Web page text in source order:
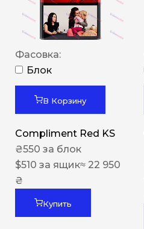
Фасовка:
Блок
В Корзину
Compliment Red KS
₴550 за блок
$510 за ящик≈ 22 950
₴
Купить